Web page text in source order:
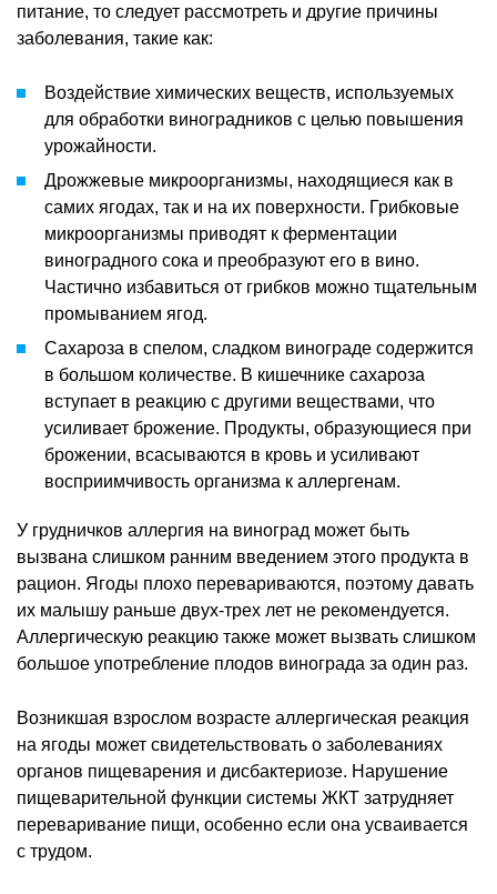
питание, то следует рассмотреть и другие причины
заболевания, такие как:
Воздействие химических веществ, используемых
для обработки виноградников с целью повышения
урожайности.
Дрожжевые микроорганизмы, находящиеся как в
самих ягодах, так и на их поверхности. Грибковые
микроорганизмы приводят к ферментации
виноградного сока и преобразуют его в вино.
Частично избавиться от грибков можно тщательным
промыванием ягод.
Сахароза в спелом, сладком винограде содержится
в большом количестве. В кишечнике сахароза
вступает в реакцию с другими веществами, что
усиливает брожение. Продукты, образующиеся при
брожении, всасываются в кровь и усиливают
восприимчивость организма к аллергенам.
У грудничков аллергия на виноград может быть
вызвана слишком ранним введением этого продукта в
рацион. Ягоды плохо перевариваются, поэтому давать
их малышу раньше двух-трех лет не рекомендуется.
Аллергическую реакцию также может вызвать слишком
большое употребление плодов винограда за один раз.
Возникшая взрослом возрасте аллергическая реакция
на ягоды может свидетельствовать о заболеваниях
органов пищеварения и дисбактериозе. Нарушение
пищеварительной функции системы ЖКТ затрудняет
переваривание пищи, особенно если она усваивается
с трудом.